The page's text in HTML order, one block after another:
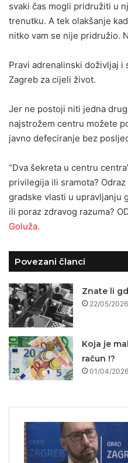
svaki čas mogli pridružiti u
trenutku. A tek olakšanje
nitko vam se nije pridružio.
Pravi adrenalinski doživljaj i
Zagreb za cijeli život.
Jer ne postoji niti jedna
najstrožem centru možete
javno defeciranje bez
“Dva šekreta u centru
privilegija ili sramota?
gradske vlasti u upravljanju
ili poraz zdravog razuma?
Goluža.
Povezani članci
Znate li
22/05/2026
Koja je
račun !?
01/04/2026